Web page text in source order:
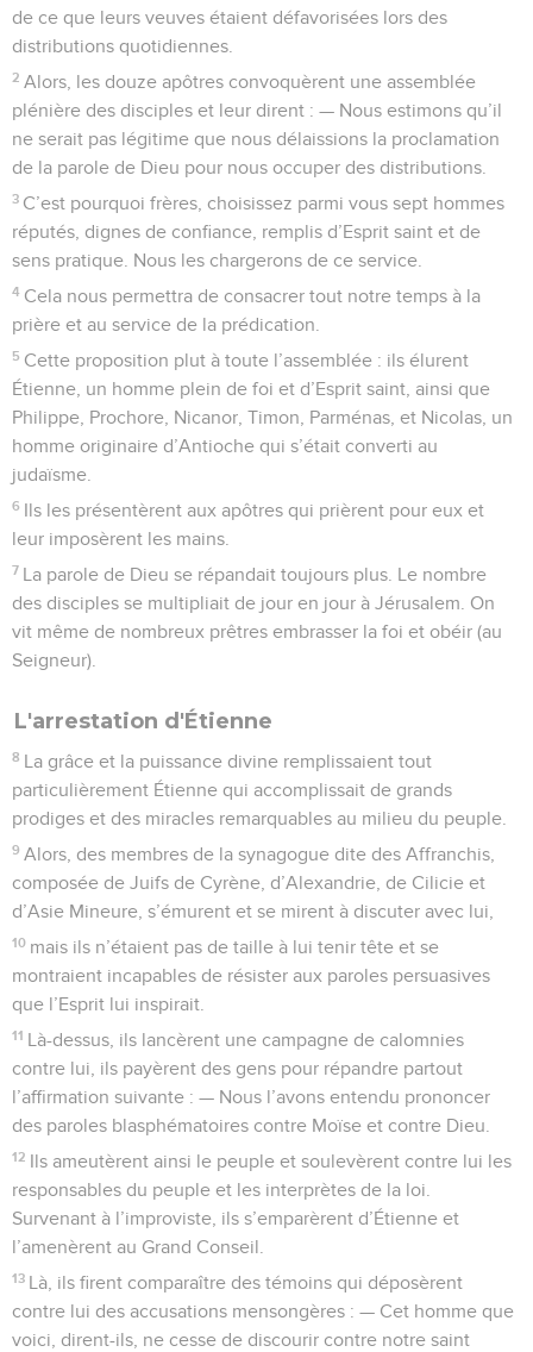
de ce que leurs veuves étaient défavorisées lors des
distributions quotidiennes.
2 Alors, les douze apôtres convoquèrent une assemblée
plénière des disciples et leur dirent : — Nous estimons qu’il
ne serait pas légitime que nous délaissions la proclamation
de la parole de Dieu pour nous occuper des distributions.
3 C’est pourquoi frères, choisissez parmi vous sept hommes
réputés, dignes de confiance, remplis d’Esprit saint et de
sens pratique. Nous les chargerons de ce service.
4 Cela nous permettra de consacrer tout notre temps à la
prière et au service de la prédication.
5 Cette proposition plut à toute l’assemblée : ils élurent
Étienne, un homme plein de foi et d’Esprit saint, ainsi que
Philippe, Prochore, Nicanor, Timon, Parménas, et Nicolas, un
homme originaire d’Antioche qui s’était converti au
judaïsme.
6 Ils les présentèrent aux apôtres qui prièrent pour eux et
leur imposèrent les mains.
7 La parole de Dieu se répandait toujours plus. Le nombre
des disciples se multipliait de jour en jour à Jérusalem. On
vit même de nombreux prêtres embrasser la foi et obéir (au
Seigneur).
L'arrestation d'Étienne
8 La grâce et la puissance divine remplissaient tout
particulièrement Étienne qui accomplissait de grands
prodiges et des miracles remarquables au milieu du peuple.
9 Alors, des membres de la synagogue dite des Affranchis,
composée de Juifs de Cyrène, d’Alexandrie, de Cilicie et
d’Asie Mineure, s’émurent et se mirent à discuter avec lui,
10 mais ils n’étaient pas de taille à lui tenir tête et se
montraient incapables de résister aux paroles persuasives
que l’Esprit lui inspirait.
11 Là-dessus, ils lancèrent une campagne de calomnies
contre lui, ils payèrent des gens pour répandre partout
l’affirmation suivante : — Nous l’avons entendu prononcer
des paroles blasphématoires contre Moïse et contre Dieu.
12 Ils ameutèrent ainsi le peuple et soulevèrent contre lui les
responsables du peuple et les interprètes de la loi.
Survenant à l’improviste, ils s’emparèrent d’Étienne et
l’amenèrent au Grand Conseil.
13 Là, ils firent comparaître des témoins qui déposèrent
contre lui des accusations mensongères : — Cet homme que
voici, dirent-ils, ne cesse de discourir contre notre saint